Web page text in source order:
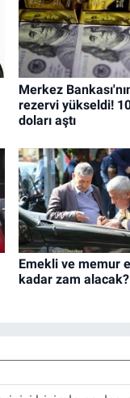
Merkez
rezervi yükseldi!
doları aştı
Emekli ve memur
kadar zam alacak?